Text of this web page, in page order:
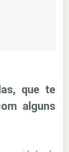
que te
alguns